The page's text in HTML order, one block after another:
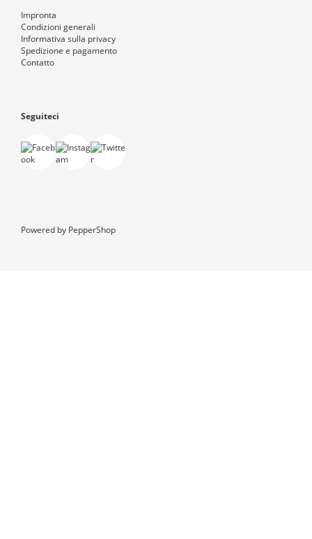
Impronta
Condizioni generali
Informativa sulla privacy
Spedizione e pagamento
Contatto
Seguiteci
Powered by PepperShop